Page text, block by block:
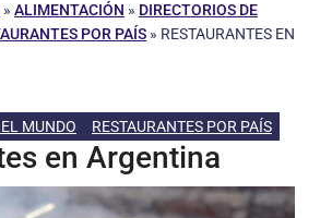
» ALIMENTACIÓN » DIRECTORIOS DE
POR PAÍS » RESTAURANTES EN
MUNDO RESTAURANTES POR PAÍS
en Argentina